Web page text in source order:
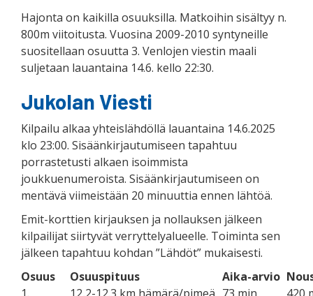
Hajonta on kaikilla osuuksilla. Matkoihin sisältyy n.
800m viitoitusta. Vuosina 2009-2010 syntyneille
suositellaan osuutta 3. Venlojen viestin maali
suljetaan lauantaina 14.6. kello 22:30.
Jukolan Viesti
Kilpailu alkaa yhteislähdöllä lauantaina 14.6.2025
klo 23:00. Sisäänkirjautumiseen tapahtuu
porrastetusti alkaen isoimmista
joukkuenumeroista. Sisäänkirjautumiseen on
mentävä viimeistään 20 minuuttia ennen lähtöä.
Emit-korttien kirjauksen ja nollauksen jälkeen
kilpailijat siirtyvät verryttelyalueelle. Toiminta sen
jälkeen tapahtuu kohdan ”Lähdöt” mukaisesti.
Osuus
Osuuspituus Aika-arvio